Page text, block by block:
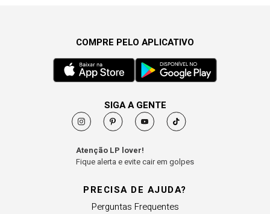
PRECISA DE AJUDA?
Perguntas Frequentes
COMPRE PELO APLICATIVO
SIGA A GENTE
Atenção LP lover!
Fique alerta e evite cair em golpes